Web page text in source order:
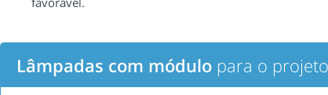
Lâmpadas com módulo para o